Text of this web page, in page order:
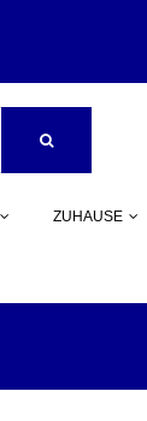
ZUHAUSE